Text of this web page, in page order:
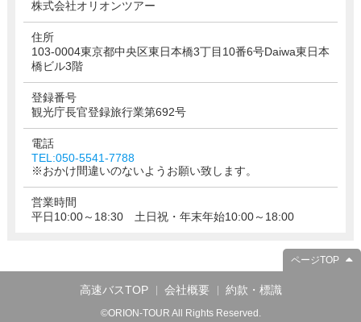
株式会社オリオンツアー
住所
103-0004東京都中央区東日本橋3丁目10番6号Daiwa東日本
橋ビル3階
登録番号
観光庁長官登録旅行業第692号
電話
TEL:050-5541-7788
※おかけ間違いのないようお願い致します。
営業時間
平日10:00～18:30 土日祝・年末年始10:00～18:00
ページTOP
高速バスTOP 会社概要 約款・標識
©ORION-TOUR All Rights Reserved.